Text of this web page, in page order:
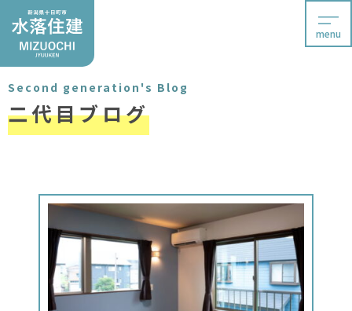
menu
Second generation's Blog
二代目ブログ